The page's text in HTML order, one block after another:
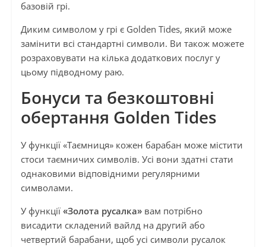
базовій грі.
Диким символом у грі є Golden Tides, який може
замінити всі стандартні символи. Ви також можете
розраховувати на кілька додаткових послуг у
цьому підводному раю.
Бонуси та безкоштовні
обертання Golden Tides
У функції «Таємниця» кожен барабан може містити
стоси таємничих символів. Усі вони здатні стати
однаковими відповідними регулярними
символами.
У функції «Золота русалка»вам потрібно
висадити складений вайлд на другий або
четвертий барабани, щоб усі символи русалок